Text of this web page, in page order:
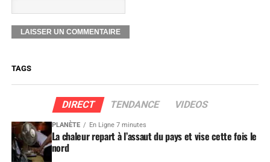
TAGS
DIRECT TENDANCE VIDEOS
PLANÈTE En Ligne 7 minutes
La chaleur repart à l’assaut du pays et vise cette fois le
nord